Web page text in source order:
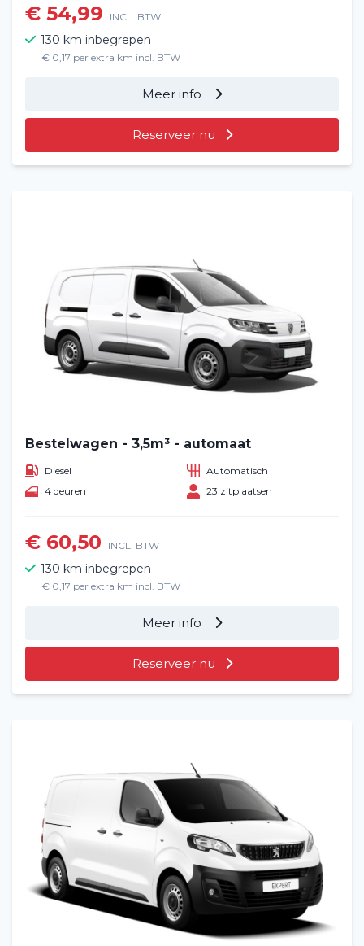
€ 54,99 INCL. BTW
130 km inbegrepen
€ 0,17 per extra km incl. BTW
Meer info
Reserveer nu
Bestelwagen - 3,5m³ - automaat
Diesel
Automatisch
4 deuren
23 zitplaatsen
€ 60,50 INCL. BTW
130 km inbegrepen
€ 0,17 per extra km incl. BTW
Meer info
Reserveer nu